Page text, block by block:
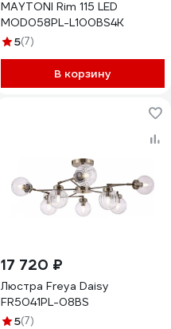
MAYTONI Rim 115 LED
MOD058PL-L100BS4K
5(7)
В корзину
17 720 ₽
Люстра Freya Daisy
FR5041PL-08BS
5(7)